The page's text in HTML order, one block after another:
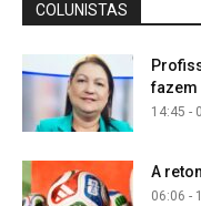
COLUNISTAS
fazem
14:45 -
A
06:06 -